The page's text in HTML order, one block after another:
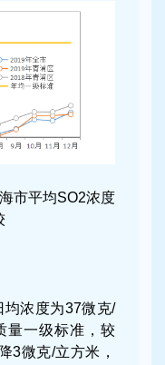
市平均SO2浓度
均浓度为37微克/
量一级标准，较
3微克/立方米，